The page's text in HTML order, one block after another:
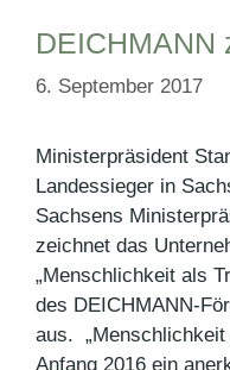
DEICHMANN
6. September 2017
Ministerpräsident
Landessieger in
Sachsens
zeichnet das
„Menschlichkeit als
des DEICHMANN-
aus. „Menschlichkeit
Anfang 2016 ein